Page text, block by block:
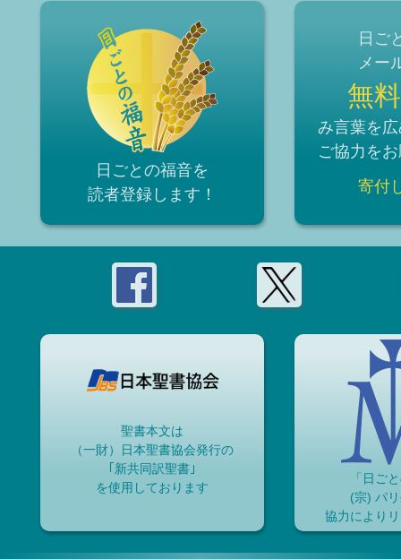
日ごとの福音を
読者登録 します！
日ご
メー
無料
み言葉を
ご協力を
寄付
聖書本文は
（一財）日本聖書協会発行の
｢新共同訳聖書｣
を使用しております
「日ご
(宗) パ
協力により